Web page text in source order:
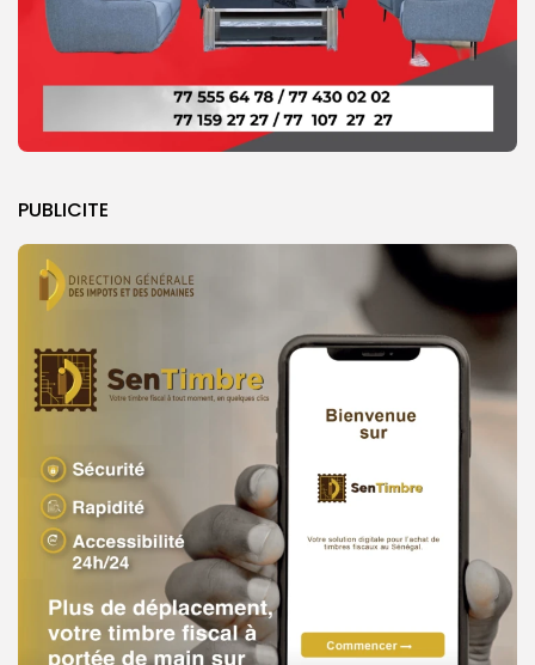
PUBLICITE